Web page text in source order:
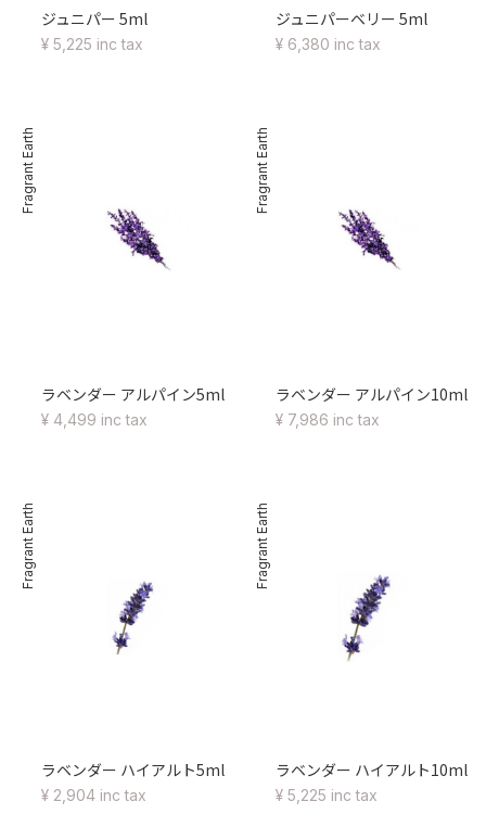
ジュニパー 5ml
¥ 5,225 inc tax
ジュニパーベリー 5ml
¥ 6,380 inc tax
Fragrant Earth
ラベンダー アルパイン5ml
¥ 4,499 inc tax
Fragrant Earth
ラベンダー アルパイン10ml
¥ 7,986 inc tax
Fragrant Earth
ラベンダー ハイアルト5ml
¥ 2,904 inc tax
Fragrant Earth
ラベンダー ハイアルト10ml
¥ 5,225 inc tax